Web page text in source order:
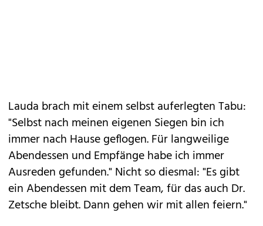
Lauda brach mit einem selbst auferlegten Tabu:
"Selbst nach meinen eigenen Siegen bin ich
immer nach Hause geflogen. Für langweilige
Abendessen und Empfänge habe ich immer
Ausreden gefunden." Nicht so diesmal: "Es gibt
ein Abendessen mit dem Team, für das auch Dr.
Zetsche bleibt. Dann gehen wir mit allen feiern."